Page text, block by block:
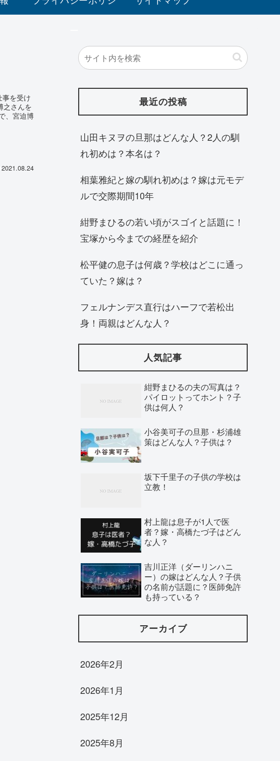
を受け
之さんを
、宮迫博
2021.08.24
最近の投稿
山田キヌヲの旦那はどんな人？2人の馴
れ初めは？本名は？
相葉雅紀と嫁の馴れ初めは？嫁は元モデ
ルで交際期間10年
紺野まひるの若い頃がスゴイと話題に！
宝塚から今までの経歴を紹介
松平健の息子は何歳？学校はどこに通っ
ていた？嫁は？
フェルナンデス直行はハーフで若松出
身！両親はどんな人？
人気記事
紺野まひるの夫の写真は？
パイロットってホント？子
供は何人？
小谷美可子の旦那・杉浦雄
策はどんな人？子供は？
坂下千里子の子供の学校は
立教！
村上龍は息子が1人で医
者？嫁・高橋たづ子はどん
な人？
吉川正洋（ダーリンハニ
ー）の嫁はどんな人？子供
の名前が話題に？医師免許
も持っている？
アーカイブ
2026年2月
2026年1月
2025年12月
2025年8月